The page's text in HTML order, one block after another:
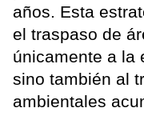
años. Esta
el traspaso de
únicamente a la
sino también al
ambientales